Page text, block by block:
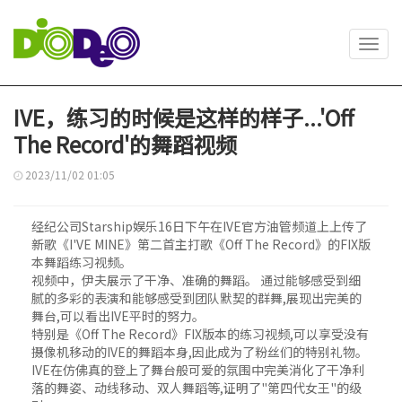
IVE，练习的时候是这样的样子...'Off
The Record'的舞蹈视频
2023/11/02 01:05
经纪公司Starship娱乐16日下午在IVE官方油管频道上上传了
新歌《I'VE MINE》第二首主打歌《Off The Record》的FIX版
本舞蹈练习视频。
视频中，伊夫展示了干净、准确的舞蹈。 通过能够感受到细
腻的多彩的表演和能够感受到团队默契的群舞,展现出完美的
舞台,可以看出IVE平时的努力。
特别是《Off The Record》FIX版本的练习视频,可以享受没有
摄像机移动的IVE的舞蹈本身,因此成为了粉丝们的特别礼物。
IVE在仿佛真的登上了舞台般可爱的氛围中完美消化了干净利
落的舞姿、动线移动、双人舞蹈等,证明了"第四代女王"的级